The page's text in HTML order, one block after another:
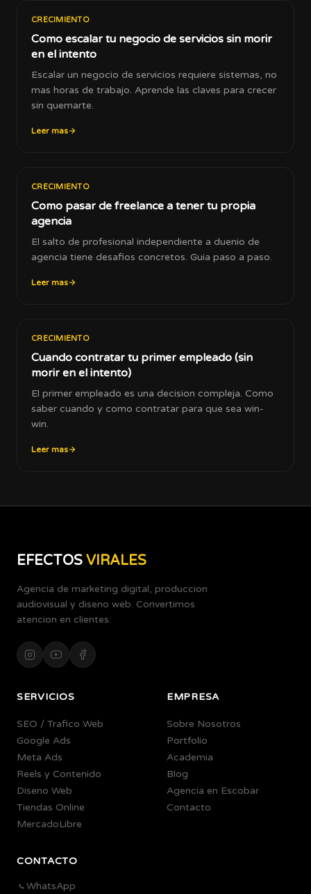
CRECIMIENTO
Como escalar tu negocio de servicios sin morir
en el intento
Escalar un negocio de servicios requiere sistemas, no
mas horas de trabajo. Aprende las claves para crecer
sin quemarte.
Leer mas
CRECIMIENTO
Como pasar de freelance a tener tu propia
agencia
El salto de profesional independiente a duenio de
agencia tiene desafios concretos. Guia paso a paso.
Leer mas
CRECIMIENTO
Cuando contratar tu primer empleado (sin
morir en el intento)
El primer empleado es una decision compleja. Como
saber cuando y como contratar para que sea win-
win.
Leer mas
EFECTOS VIRALES
Agencia de marketing digital, produccion
audiovisual y diseno web. Convertimos
atencion en clientes.
SERVICIOS
SEO / Trafico Web
Google Ads
Meta Ads
Reels y Contenido
Diseno Web
Tiendas Online
MercadoLibre
EMPRESA
Sobre Nosotros
Portfolio
Academia
Blog
Agencia en Escobar
Contacto
CONTACTO
WhatsApp